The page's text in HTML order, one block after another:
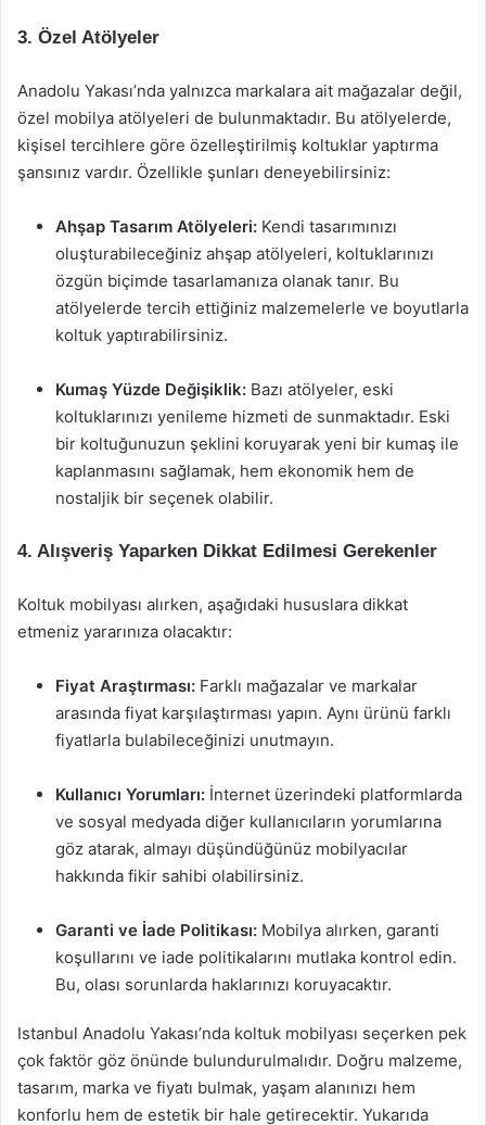
3. Özel Atölyeler
Anadolu Yakası’nda yalnızca markalara ait mağazalar değil,
özel mobilya atölyeleri de bulunmaktadır. Bu atölyelerde,
kişisel tercihlere göre özelleştirilmiş koltuklar yaptırma
şansınız vardır. Özellikle şunları deneyebilirsiniz:
Ahşap Tasarım Atölyeleri: Kendi tasarımınızı
oluşturabileceğiniz ahşap atölyeleri, koltuklarınızı
özgün biçimde tasarlamanıza olanak tanır. Bu
atölyelerde tercih ettiğiniz malzemelerle ve boyutlarla
koltuk yaptırabilirsiniz.
Kumaş Yüzde Değişiklik: Bazı atölyeler, eski
koltuklarınızı yenileme hizmeti de sunmaktadır. Eski
bir koltuğunuzun şeklini koruyarak yeni bir kumaş ile
kaplanmasını sağlamak, hem ekonomik hem de
nostaljik bir seçenek olabilir.
4. Alışveriş Yaparken Dikkat Edilmesi Gerekenler
Koltuk mobilyası alırken, aşağıdaki hususlara dikkat
etmeniz yararınıza olacaktır:
Fiyat Araştırması: Farklı mağazalar ve markalar
arasında fiyat karşılaştırması yapın. Aynı ürünü farklı
fiyatlarla bulabileceğinizi unutmayın.
Kullanıcı Yorumları: İnternet üzerindeki platformlarda
ve sosyal medyada diğer kullanıcıların yorumlarına
göz atarak, almayı düşündüğünüz mobilyacılar
hakkında fikir sahibi olabilirsiniz.
Garanti ve İade Politikası: Mobilya alırken, garanti
koşullarını ve iade politikalarını mutlaka kontrol edin.
Bu, olası sorunlarda haklarınızı koruyacaktır.
Istanbul Anadolu Yakası’nda koltuk mobilyası seçerken pek
çok faktör göz önünde bulundurulmalıdır. Doğru malzeme,
tasarım, marka ve fiyatı bulmak, yaşam alanınızı hem
konforlu hem de estetik bir hale getirecektir. Yukarıda